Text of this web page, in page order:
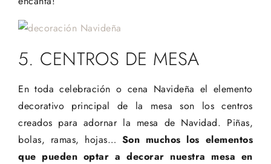
5. CENTROS DE MESA
En toda celebración o cena Navideña el elemento
decorativo principal de la mesa son los centros
creados para adornar la mesa de Navidad. Piñas,
bolas, ramas, hojas… Son muchos los elementos
que pueden optar a decorar nuestra mesa en